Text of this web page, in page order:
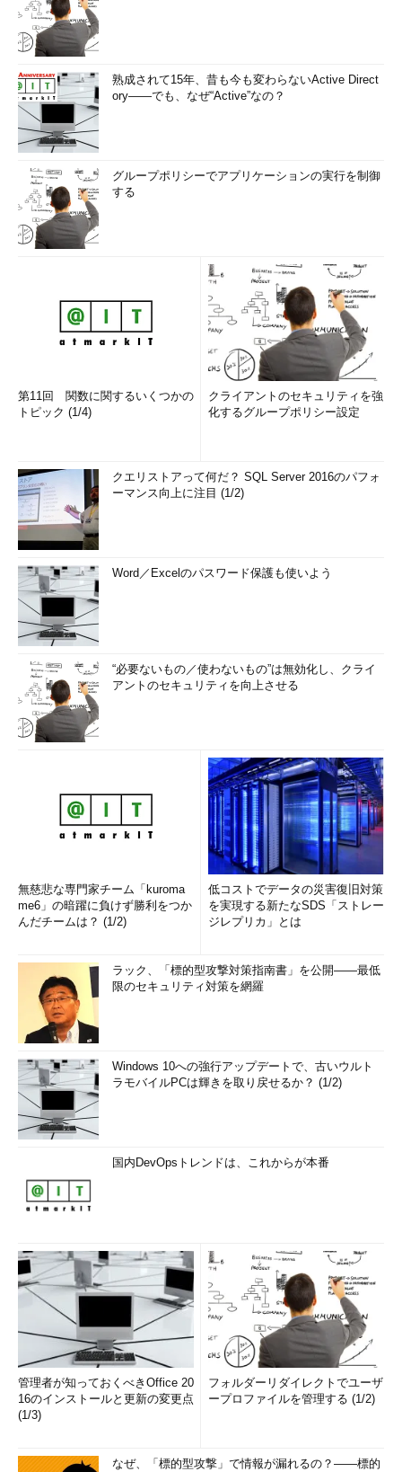
熟成されて15年、昔も今も変わらないActive Direct
ory――でも、なぜ“Active”なの？
グループポリシーでアプリケーションの実行を制御
する
第11回 関数に関するいくつかの
トピック (1/4)
クライアントのセキュリティを強
化するグループポリシー設定
クエリストアって何だ？ SQL Server 2016のパフォ
ーマンス向上に注目 (1/2)
Word／Excelのパスワード保護も使いよう
“必要ないもの／使わないもの”は無効化し、クライ
アントのセキュリティを向上させる
無慈悲な専門家チーム「kuroma
me6」の暗躍に負けず勝利をつか
んだチームは？ (1/2)
低コストでデータの災害復旧対策
を実現する新たなSDS「ストレー
ジレプリカ」とは
ラック、「標的型攻撃対策指南書」を公開――最低
限のセキュリティ対策を網羅
Windows 10への強行アップデートで、古いウルト
ラモバイルPCは輝きを取り戻せるか？ (1/2)
国内DevOpsトレンドは、これからが本番
管理者が知っておくべきOffice 20
16のインストールと更新の変更点
(1/3)
フォルダーリダイレクトでユーザ
ープロファイルを管理する (1/2)
なぜ、「標的型攻撃」で情報が漏れるの？――標的